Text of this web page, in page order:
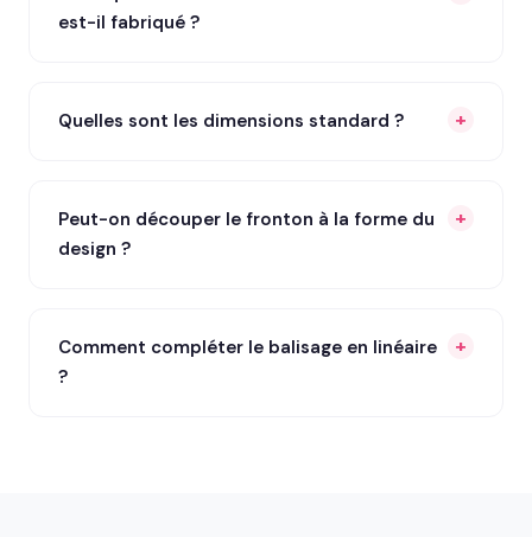
est-il fabriqué ?
Quelles sont les dimensions standard ?
Peut-on découper le fronton à la forme du
design ?
Comment compléter le balisage en linéaire
?